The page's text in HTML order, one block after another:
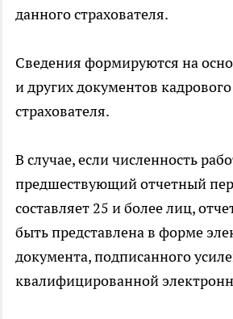
данного страхователя.
Сведения формируются на
и других документов кадрового
страхователя.
В случае, если численность
предшествующий отчетный
составляет 25 и более лиц,
быть представлена в форме
документа, подписанного
квалифицированной